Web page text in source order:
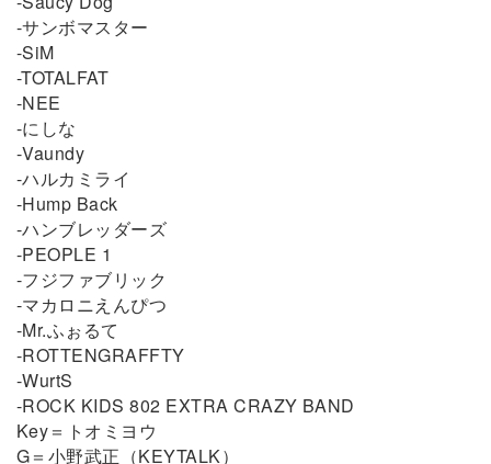
-サンボマスター
-SiM
-TOTALFAT
-NEE
-にしな
-Vaundy
-ハルカミライ
-Hump Back
-ハンブレッダーズ
-PEOPLE 1
-フジファブリック
-マカロニえんぴつ
-Mr.ふぉるて
-ROTTENGRAFFTY
-WurtS
-ROCK KIDS 802 EXTRA CRAZY BAND
Key＝トオミヨウ
G＝小野武正（KEYTALK）